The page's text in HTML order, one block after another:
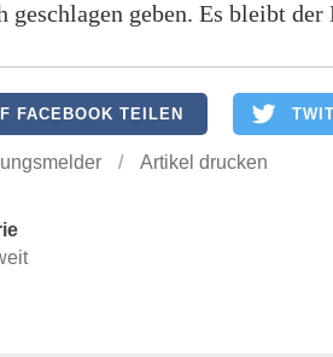
geschlagen geben. Es bleibt
FACEBOOK TEILEN
/ Artikel drucken